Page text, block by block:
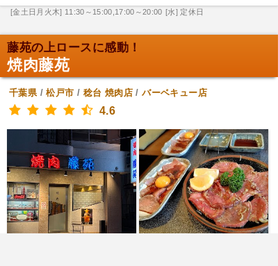
[金土日月火木] 11:30～15:00,17:00～20:00 [水] 定休日
藤苑の上ロースに感動！
焼肉藤苑
千葉県/松戸市 / 稔台 焼肉店 /バーベキュー店
4.6